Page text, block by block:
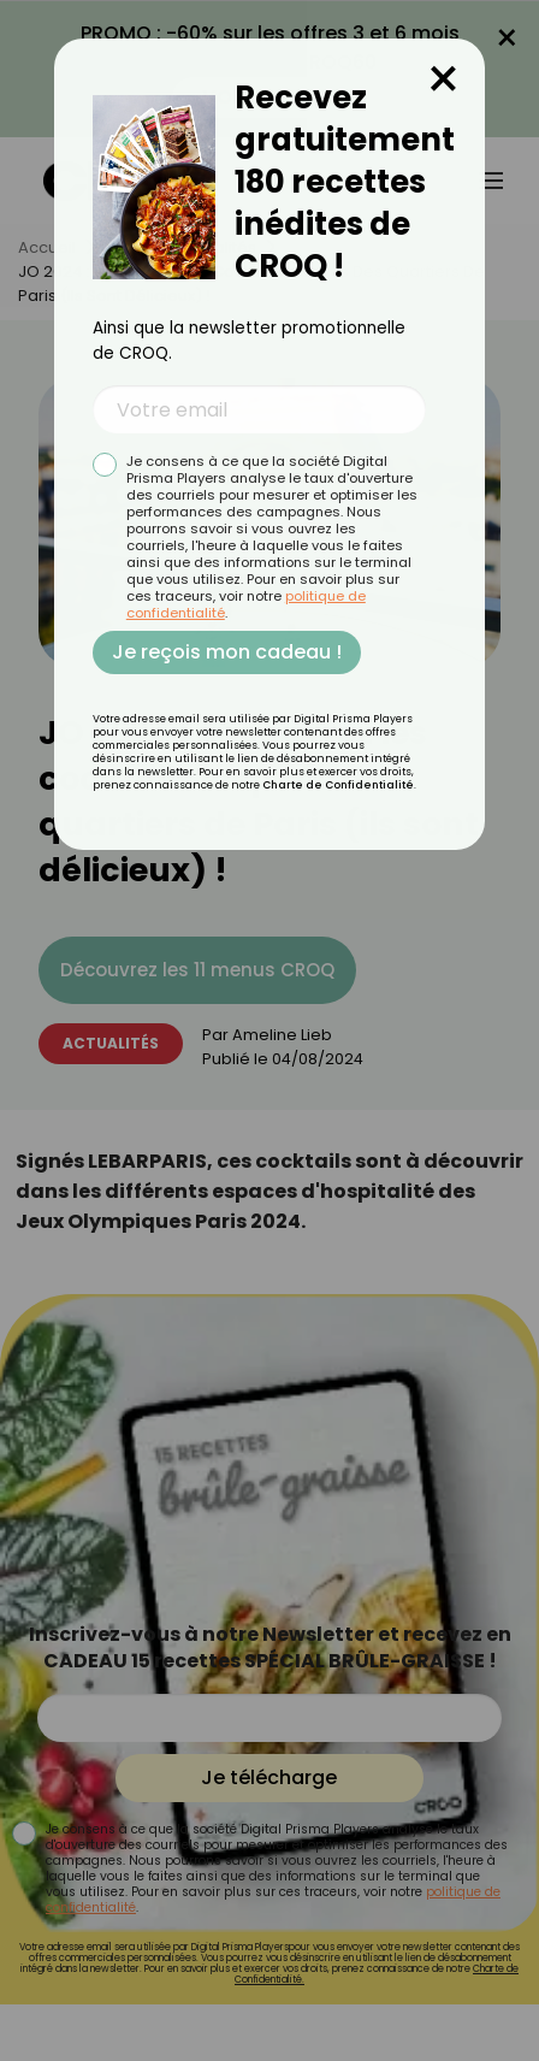
PROMO : -60% sur les offres 3 et 6 mois
VOIR LA PROMO
×
Accueil Actus
Actualités
JO 2024 : Découvrez Les Cocktails Inspirés Des Quartiers De
Paris (ils Sont Délicieux) !
JO 2024 : découvrez les
cocktails inspirés des
quartiers de Paris (ils sont
délicieux) !
Découvrez les 11 menus CROQ
ACTUALITÉS ParAmeline Lieb
Publié le 04/08/2024
Signés LEBARPARIS, ces cocktails sont à découvrir
dans les différents espaces d'hospitalité des
Jeux Olympiques Paris 2024.
Inscrivez-vous à notre Newsletter et recevez en
CADEAU 15 recettes SPÉCIAL BRÛLE-GRAISSE !
Je télécharge
Je consens à ce que la société Digital Prisma Players analyse le taux
d'ouverture des courriels pour mesurer et optimiser les performances des
campagnes. Nous pourrons savoir si vous ouvrez les courriels, l'heure à
laquelle vous le faites ainsi que des informations sur le terminal que
vous utilisez. Pour en savoir plus sur ces traceurs, voir notre politique de
confidentialité.
Votre adresse email sera utilisée par Digital Prisma Playerspour vous envoyer votre newsletter contenant des
offres commerciales personnalisées. Vous pourrez vous désinscrire en utilisant le lien de désabonnement
intégré dans la newsletter. Pour en savoir plus et exercer vos droits, prenez connaissance de notreCharte de
Confidentialité.
Recevez
gratuitement
180 recettes
inédites de
CROQ !
×
Ainsi que la newsletter promotionnelle
de CROQ.
Je consens à ce que la société Digital
Prisma Players analyse le taux d'ouverture
des courriels pour mesurer et optimiser les
performances des campagnes. Nous
pourrons savoir si vous ouvrez les
courriels, l'heure à laquelle vous le faites
ainsi que des informations sur le terminal
que vous utilisez. Pour en savoir plus sur
ces traceurs, voir notre politique de
confidentialité.
Je reçois mon cadeau !
Votre adresse email sera utilisée par Digital Prisma Players
pour vous envoyer votre newsletter contenant des offres
commerciales personnalisées. Vous pourrez vous
désinscrire en utilisant le lien de désabonnement intégré
dans la newsletter. Pour en savoir plus et exercer vos droits,
prenez connaissance de notre Charte de Confidentialité.